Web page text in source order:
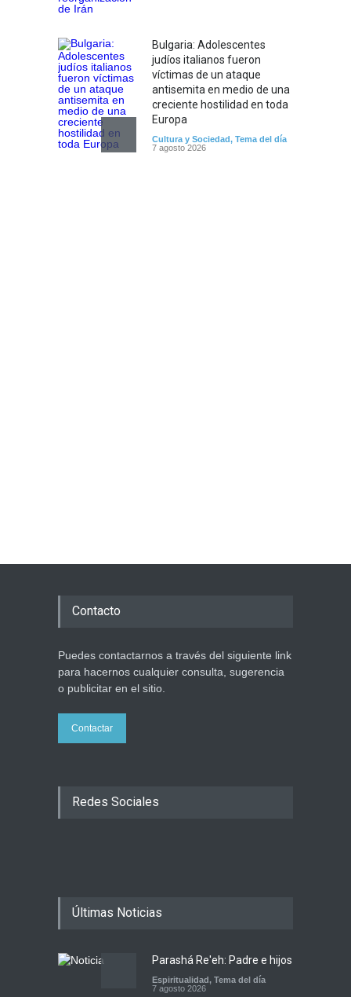
Bulgaria: Adolescentes
judíos italianos fueron
víctimas de un ataque
antisemita en medio de una
creciente hostilidad en toda
Europa
Cultura y Sociedad, Tema del día
7 agosto 2026
Contacto
Puedes contactarnos a través del siguiente link
para hacernos cualquier consulta, sugerencia
o publicitar en el sitio.
Contactar
Redes Sociales
Últimas Noticias
Parashá Re'eh: Padre e hijos
Espiritualidad, Tema del día
7 agosto 2026